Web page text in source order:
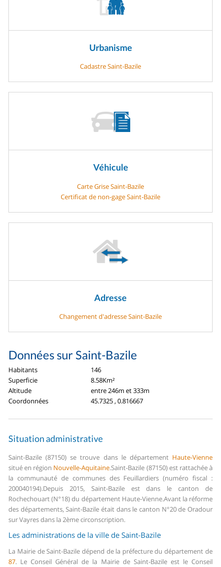
Urbanisme
Cadastre Saint-Bazile
Véhicule
Carte Grise Saint-Bazile
Certificat de non-gage Saint-Bazile
Adresse
Changement d'adresse Saint-Bazile
Données sur Saint-Bazile
Habitants
146
Superficie
8.58Km²
Altitude
entre 246m et 333m
Coordonnées
45.7325 , 0.816667
Situation administrative
Saint-Bazile (87150) se trouve dans le département Haute-Vienne
situé en région Nouvelle-Aquitaine.Saint-Bazile (87150) est rattachée à
la communauté de communes des Feuillardiers (numéro fiscal :
200040194).Depuis 2015, Saint-Bazile est dans le canton de
Rochechouart (N°18) du département Haute-Vienne.Avant la réforme
des départements, Saint-Bazile était dans le canton N°20 de Oradour
sur Vayres dans la 2ème circonscription.
Les administrations de la ville de Saint-Bazile
La Mairie de Saint-Bazile dépend de la préfecture du département de
87. Le Conseil Général de la Mairie de Saint-Bazile est le Conseil